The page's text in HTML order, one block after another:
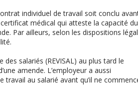
individuel de travail soit conclu
médical qui atteste la capacité du
Par ailleurs, selon les dispositions
salariés (REVISAL) au plus tard le
amende. L’employeur a aussi
au salarié avant qu’il ne